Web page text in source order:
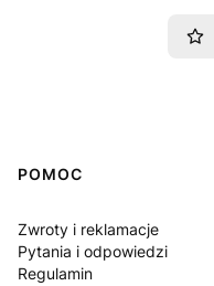
Linki w stopce
POMOC
Zwroty i reklamacje
Pytania i odpowiedzi
Regulamin